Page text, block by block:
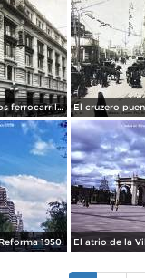
Edicicio de los ferrocarriles.
1950.